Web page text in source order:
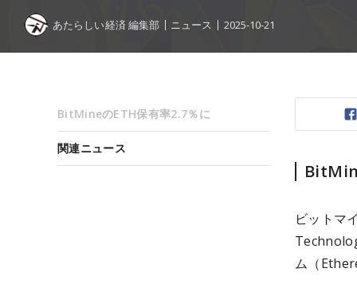
あたらしい経済 編集部 ニュース 2025-10-21
ビットマ
ム（
BitMineのETH保有率2.7％に
関連ニュース